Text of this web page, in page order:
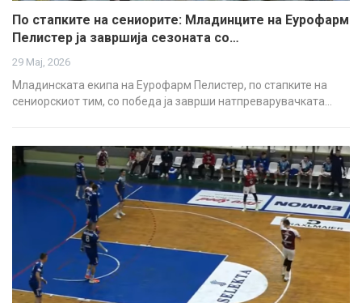
По стапките на сениорите: Младинците на Еурофарм
Пелистер ја завршија сезоната со…
29 Мај, 2026
Младинската екипа на Еурофарм Пелистер, по стапките на
сениорскиот тим, со победа ја заврши натпреварувачката…